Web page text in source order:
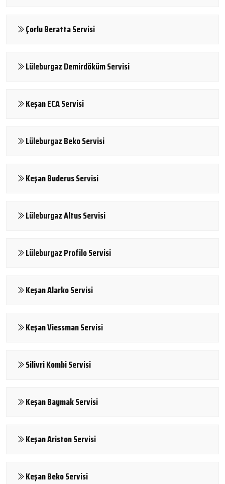
Çorlu Beratta Servisi
Lüleburgaz Demirdöküm Servisi
Keşan ECA Servisi
Lüleburgaz Beko Servisi
Keşan Buderus Servisi
Lüleburgaz Altus Servisi
Lüleburgaz Profilo Servisi
Keşan Alarko Servisi
Keşan Viessman Servisi
Silivri Kombi Servisi
Keşan Baymak Servisi
Keşan Ariston Servisi
Keşan Beko Servisi